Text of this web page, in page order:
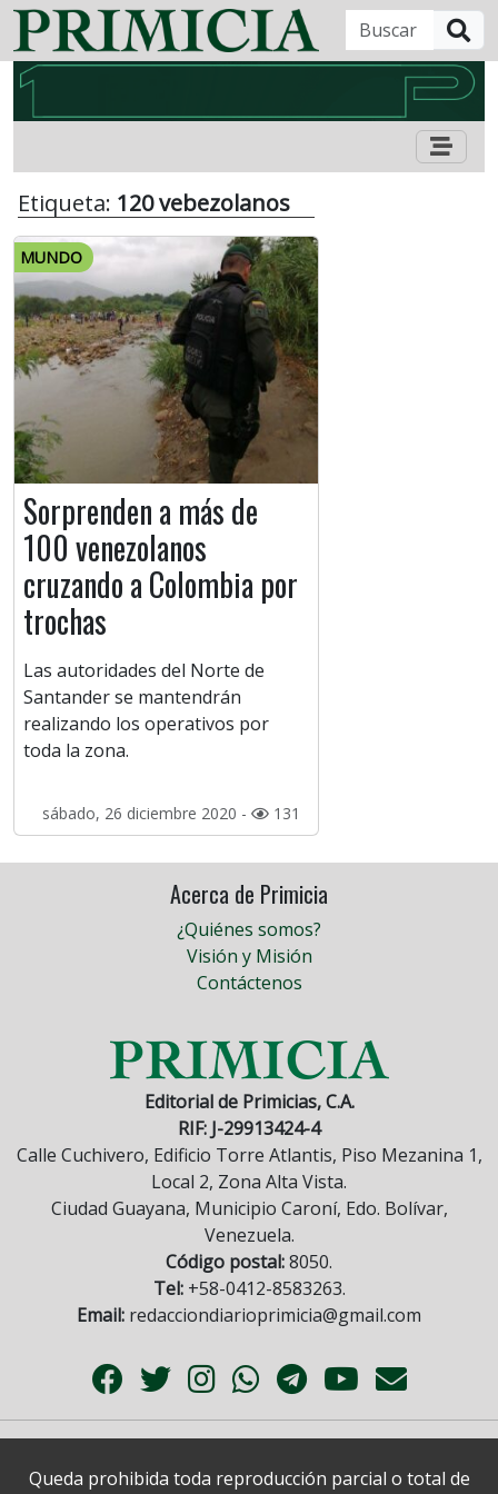
Etiqueta: 120 vebezolanos
MUNDO
Sorprenden a más de
100 venezolanos
cruzando a Colombia por
trochas
Las autoridades del Norte de
Santander se mantendrán
realizando los operativos por
toda la zona.
sábado, 26 diciembre 2020 - 131
Acerca de Primicia
¿Quiénes somos?
Visión y Misión
Contáctenos
Editorial de Primicias, C.A.
RIF: J-29913424-4
Calle Cuchivero, Edificio Torre Atlantis, Piso Mezanina 1,
Local 2, Zona Alta Vista.
Ciudad Guayana, Municipio Caroní, Edo. Bolívar,
Venezuela.
Código postal:8050.
Tel:+58-0412-8583263.
Email: redacciondiarioprimicia@gmail.com
Queda prohibida toda reproducción parcial o total de